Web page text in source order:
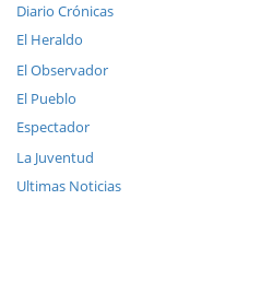
Diario Crónicas
El Heraldo
El Observador
El Pueblo
Espectador
La Juventud
Ultimas Noticias